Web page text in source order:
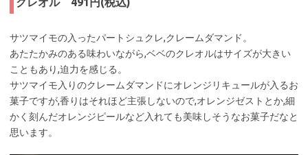
サツマイモの入ったパートシュクレ,クレームダマンド。
あたたかみのある味わいながら,ベベのクレオルはサイズが大きい
こともあり,迫力を感じる。
サツマイモ入りのクレームダマンドにオレンジリキュールが入るお
菓子ですが,香りはそれほど主張しないので,オレンジゼストとか,細
かく刻んだオレンジピールなど入れても美味しそうなお菓子だなと
思います。